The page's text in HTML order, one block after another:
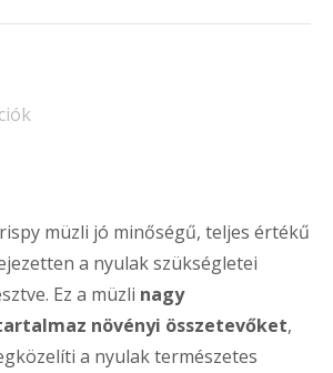
müzli jó minőségű, teljes értékű
a nyulak szükségletei
Ez a müzli nagy
növényi összetevőket,
a nyulak természetes